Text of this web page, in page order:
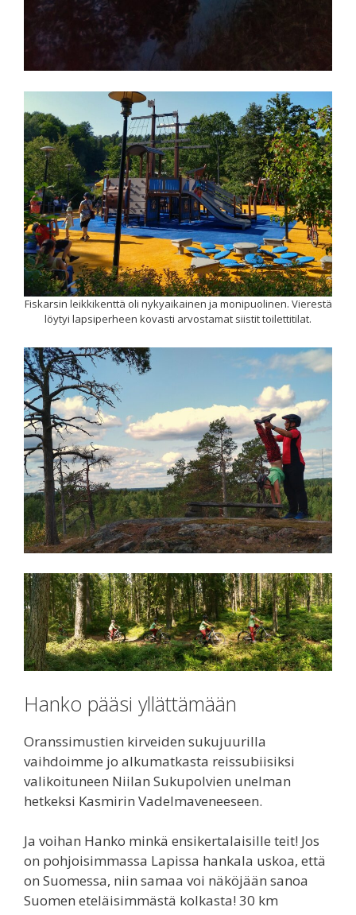
Fiskarsin leikkikenttä oli nykyaikainen ja monipuolinen. Vierestä
löytyi lapsiperheen kovasti arvostamat siistit toilettitilat.
Hanko pääsi yllättämään
Oranssimustien kirveiden sukujuurilla
vaihdoimme jo alkumatkasta reissubiisiksi
valikoituneen Niilan Sukupolvien unelman
hetkeksi Kasmirin Vadelmaveneeseen.
Ja voihan Hanko minkä ensikertalaisille teit! Jos
on pohjoisimmassa Lapissa hankala uskoa, että
on Suomessa, niin samaa voi näköjään sanoa
Suomen eteläisimmästä kolkasta! 30 km